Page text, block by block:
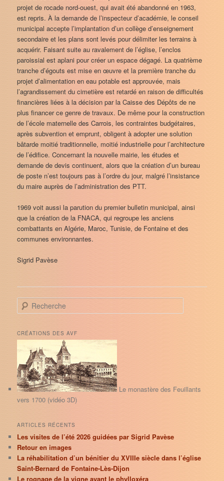
projet de rocade nord-ouest, qui avait été abandonné en 1963,
est repris. À la demande de l’inspecteur d’académie, le conseil
municipal accepte l’implantation d’un collège d’enseignement
secondaire et les plans sont levés pour délimiter les terrains à
acquérir. Faisant suite au ravalement de l’église, l’enclos
paroissial est aplani pour créer un espace dégagé. La quatrième
tranche d’égouts est mise en œuvre et la première tranche du
projet d’alimentation en eau potable est approuvée, mais
l’agrandissement du cimetière est retardé en raison de difficultés
financières liées à la décision par la Caisse des Dépôts de ne
plus financer ce genre de travaux. De même pour la construction
de l’école maternelle des Carrois, les contraintes budgétaires,
après subvention et emprunt, obligent à adopter une solution
bâtarde moitié traditionnelle, moitié industrielle pour l’architecture
de l’édifice. Concernant la nouvelle mairie, les études et
demande de devis continuent, alors que la création d’un bureau
de poste n’est toujours pas à l’ordre du jour, malgré l’insistance
du maire auprès de l’administration des PTT.
1969 voit aussi la parution du premier bulletin municipal, ainsi
que la création de la FNACA, qui regroupe les anciens
combattants en Algérie, Maroc, Tunisie, de Fontaine et des
communes environnantes.
Sigrid Pavèse
e
h
e
r
h
e
CRÉATIONS DES AVF
Le monastère des Feuillants
vers 1700 (vidéo 3D)
ARTICLES RÉCENTS
Les visites de l’été 2026 guidées par Sigrid Pavèse
Retour en images
La réhabilitation d’un bénitier du XVIIIe siècle dans l’église
Saint-Bernard de Fontaine-Lès-Dijon
Le rognage de la vigne avant le phylloxéra